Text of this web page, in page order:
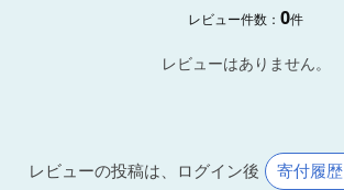
レビュー件数：0件
レビューはありません。
レビューの投稿は、ログイン後 寄付履歴